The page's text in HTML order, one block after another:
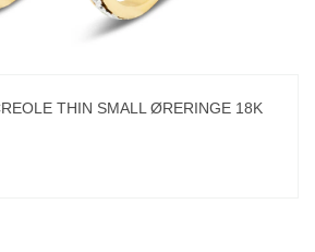
THIN SMALL ØRERINGE 18K